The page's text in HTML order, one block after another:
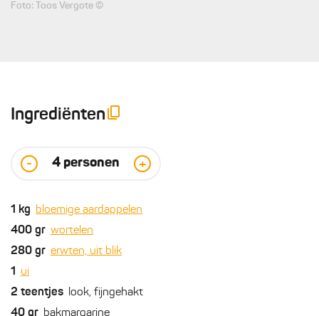
Foto: Toos Vergote ©
Ingrediënten
- 4 personen +
1 kg bloemige aardappelen
400 gr wortelen
280 gr erwten, uit blik
1 ui
2 teentjes look, fijngehakt
40 gr bakmargarine